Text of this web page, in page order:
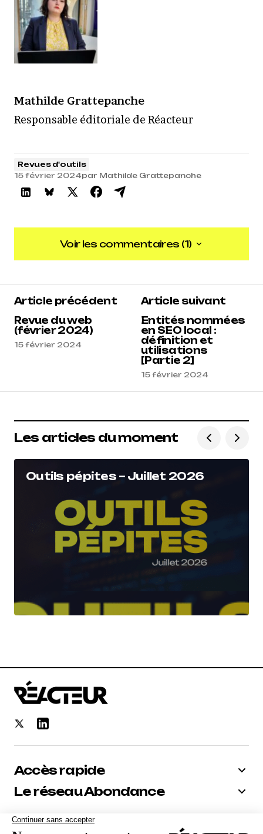
Mathilde Grattepanche
Responsable éditoriale de Réacteur
Revues d'outils
15 février 2024par Mathilde Grattepanche
Voir les commentaires (1)
Voir les commentaires (1)
5
Anonyme
15 février 2024 à 8 h 39 min
Répondre
Article précédent
Revue du web
(février 2024)
15 février 2024
Article suivant
Entités nommées
en SEO local :
définition et
utilisations
[Partie 2]
15 février 2024
Les articles du moment
Outils pépites – Juillet 2026
Accès rapide
Le réseau Abondance